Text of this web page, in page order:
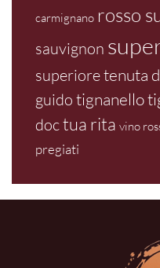
carmignano rosso
sauvignon
superioretenuta
guido tignanello
doctua rita vino
pregiati